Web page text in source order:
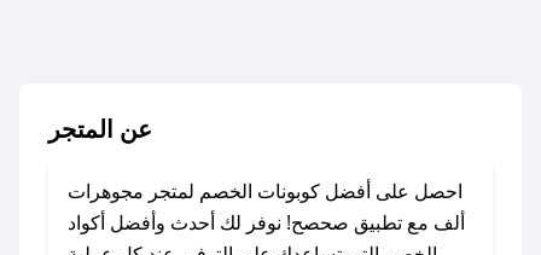
عن المتجر
احصل على أفضل كوبونات الخصم لمتجر مجوهرات
ألف مع تطبيق صحصح! نوفر لك أحدث وأفضل أكواد